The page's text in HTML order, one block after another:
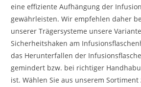
eine effiziente Aufhängung der
gewährleisten. Wir empfehlen daher
unserer Trägersysteme unsere
Sicherheitshaken am
das Herunterfallen der
gemindert bzw. bei richtiger
ist. Wählen Sie aus unserem